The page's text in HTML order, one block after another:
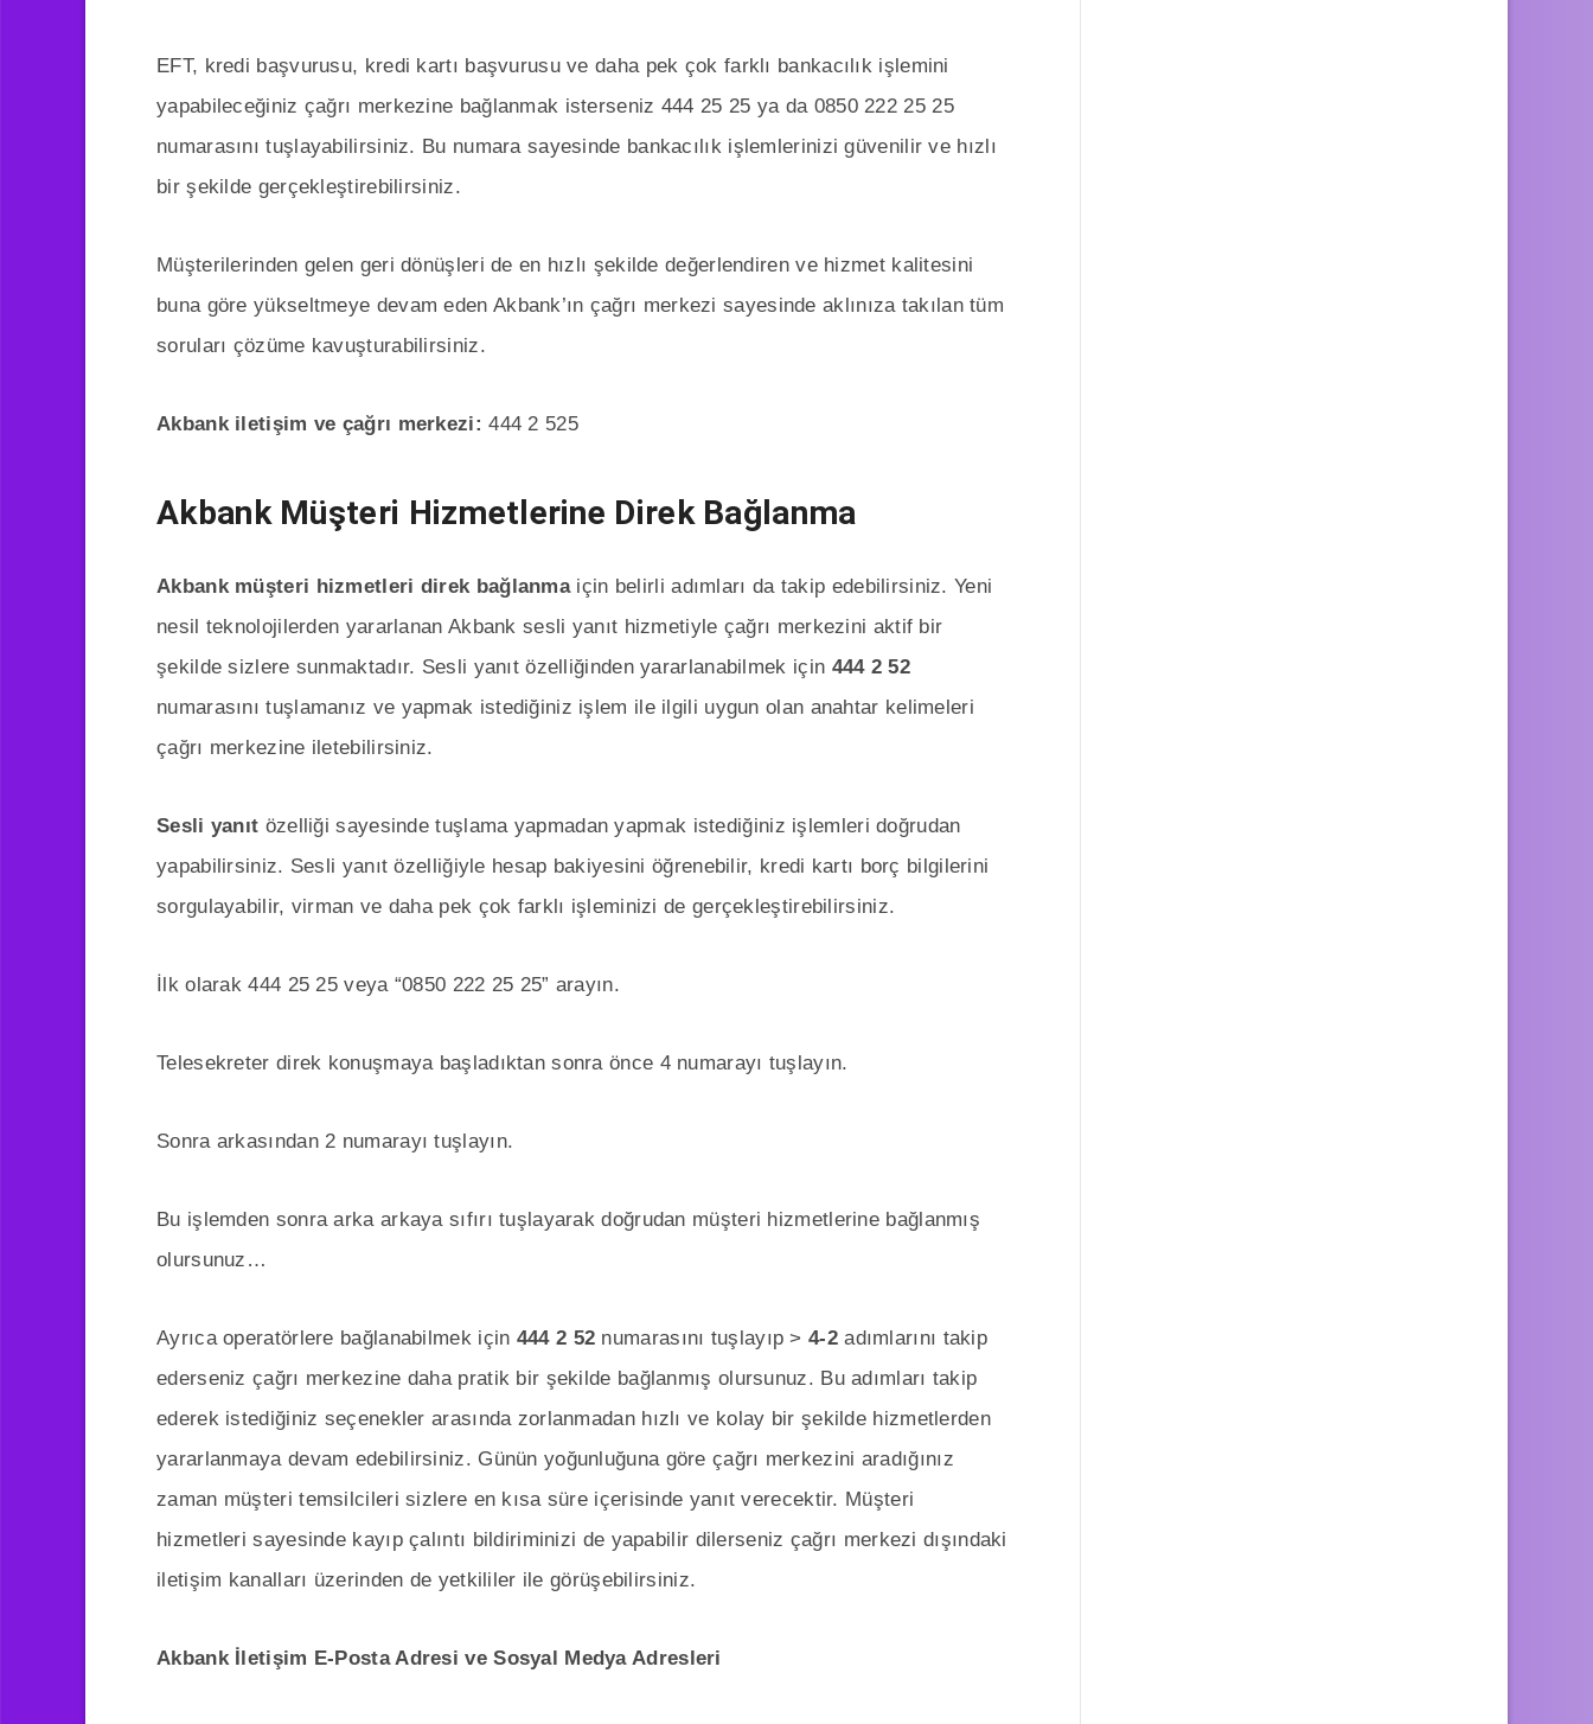
EFT, kredi başvurusu, kredi kartı başvurusu ve daha pek çok farklı bankacılık işlemini
yapabileceğiniz çağrı merkezine bağlanmak isterseniz 444 25 25 ya da 0850 222 25 25
numarasını tuşlayabilirsiniz. Bu numara sayesinde bankacılık işlemlerinizi güvenilir ve hızlı
bir şekilde gerçekleştirebilirsiniz.
Müşterilerinden gelen geri dönüşleri de en hızlı şekilde değerlendiren ve hizmet kalitesini
buna göre yükseltmeye devam eden Akbank’ın çağrı merkezi sayesinde aklınıza takılan tüm
soruları çözüme kavuşturabilirsiniz.
Akbank iletişim ve çağrı merkezi:444 2 525
Akbank Müşteri Hizmetlerine Direk Bağlanma
Akbank müşteri hizmetleri direk bağlanmaiçin belirli adımları da takip edebilirsiniz. Yeni
nesil teknolojilerden yararlanan Akbank sesli yanıt hizmetiyle çağrı merkezini aktif bir
şekilde sizlere sunmaktadır. Sesli yanıt özelliğinden yararlanabilmek için 444 2 52
numarasını tuşlamanız ve yapmak istediğiniz işlem ile ilgili uygun olan anahtar kelimeleri
çağrı merkezine iletebilirsiniz.
Sesli yanıt özelliği sayesinde tuşlama yapmadan yapmak istediğiniz işlemleri doğrudan
yapabilirsiniz. Sesli yanıt özelliğiyle hesap bakiyesini öğrenebilir, kredi kartı borç bilgilerini
sorgulayabilir, virman ve daha pek çok farklı işleminizi de gerçekleştirebilirsiniz.
İlk olarak 444 25 25 veya “0850 222 25 25” arayın.
Telesekreter direk konuşmaya başladıktan sonra önce 4 numarayı tuşlayın.
Sonra arkasından 2 numarayı tuşlayın.
Bu işlemden sonra arka arkaya sıfırı tuşlayarak doğrudan müşteri hizmetlerine bağlanmış
olursunuz…
Ayrıca operatörlere bağlanabilmek için 444 2 52 numarasını tuşlayıp >4-2adımlarını takip
ederseniz çağrı merkezine daha pratik bir şekilde bağlanmış olursunuz. Bu adımları takip
ederek istediğiniz seçenekler arasında zorlanmadan hızlı ve kolay bir şekilde hizmetlerden
yararlanmaya devam edebilirsiniz. Günün yoğunluğuna göre çağrı merkezini aradığınız
zaman müşteri temsilcileri sizlere en kısa süre içerisinde yanıt verecektir. Müşteri
hizmetleri sayesinde kayıp çalıntı bildiriminizi de yapabilir dilerseniz çağrı merkezi dışındaki
iletişim kanalları üzerinden de yetkililer ile görüşebilirsiniz.
Akbank İletişim E-Posta Adresi ve Sosyal Medya Adresleri